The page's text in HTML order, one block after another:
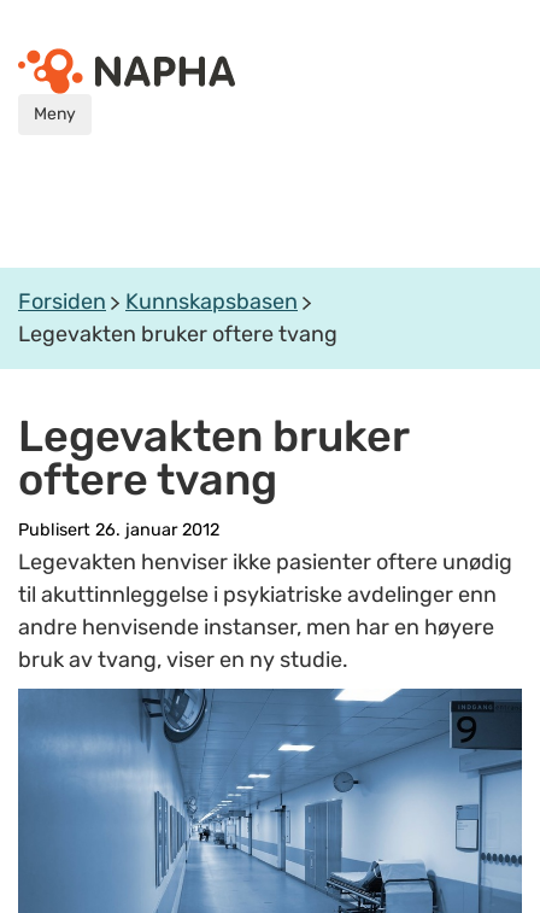
Meny
Forsiden
Kunnskapsbasen
Legevakten bruker oftere tvang
Legevakten bruker
oftere tvang
Publisert 26. januar 2012
Legevakten henviser ikke pasienter oftere unødig
til akuttinnleggelse i psykiatriske avdelinger enn
andre henvisende instanser, men har en høyere
bruk av tvang, viser en ny studie.